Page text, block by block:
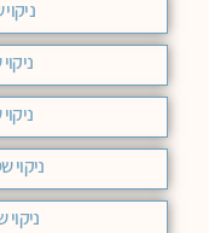
ניקוי
ניקוי
ניקוי
ניקוי
ניקוי